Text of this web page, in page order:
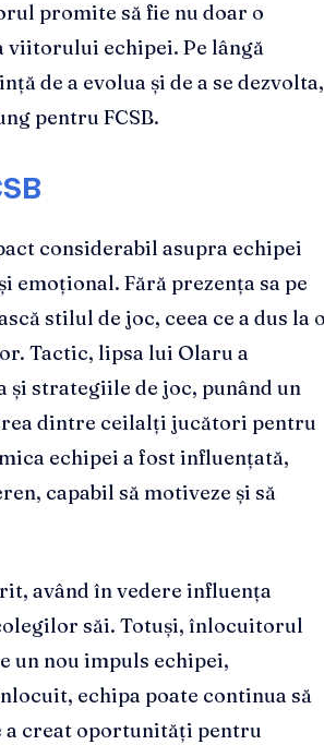
promite să fie nu doar o
viitorului echipei. Pe lângă
de a evolua și de a se dezvolta,
pentru FCSB.
considerabil asupra echipei
emoțional. Fără prezența sa pe
stilul de joc, ceea ce a dus la o
Tactic, lipsa lui Olaru a
strategiile de joc, punând un
dintre ceilalți jucători pentru
echipei a fost influențată,
capabil să motiveze și să
având în vedere influența
săi. Totuși, înlocuitorul
un nou impuls echipei,
echipa poate continua să
a creat oportunități pentru